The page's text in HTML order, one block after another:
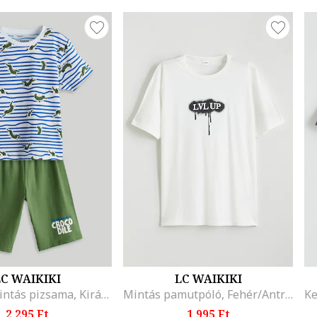
WAIKIKI
Krokodil mintás pizsama, Királykék/Olívazöld/Fehér
LC WAIKIKI
Mintás pamutpóló, Fehér/Antracitszürke